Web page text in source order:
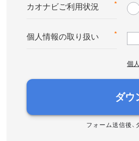
*
カオナビご利用状況
*
個人情報の取り扱い
個
ダウ
フォーム送信後